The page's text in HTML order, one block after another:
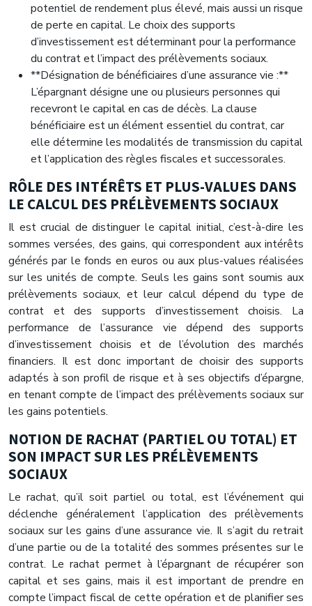
potentiel de rendement plus élevé, mais aussi un risque
de perte en capital. Le choix des supports
d’investissement est déterminant pour la performance
du contrat et l’impact des prélèvements sociaux.
**Désignation de bénéficiaires d’une assurance vie :**
L’épargnant désigne une ou plusieurs personnes qui
recevront le capital en cas de décès. La clause
bénéficiaire est un élément essentiel du contrat, car
elle détermine les modalités de transmission du capital
et l’application des règles fiscales et successorales.
RÔLE DES INTÉRÊTS ET PLUS-VALUES DANS
LE CALCUL DES PRÉLÈVEMENTS SOCIAUX
Il est crucial de distinguer le capital initial, c’est-à-dire les
sommes versées, des gains, qui correspondent aux intérêts
générés par le fonds en euros ou aux plus-values réalisées
sur les unités de compte. Seuls les gains sont soumis aux
prélèvements sociaux, et leur calcul dépend du type de
contrat et des supports d’investissement choisis. La
performance de l’assurance vie dépend des supports
d’investissement choisis et de l’évolution des marchés
financiers. Il est donc important de choisir des supports
adaptés à son profil de risque et à ses objectifs d’épargne,
en tenant compte de l’impact des prélèvements sociaux sur
les gains potentiels.
NOTION DE RACHAT (PARTIEL OU TOTAL) ET
SON IMPACT SUR LES PRÉLÈVEMENTS
SOCIAUX
Le rachat, qu’il soit partiel ou total, est l’événement qui
déclenche généralement l’application des prélèvements
sociaux sur les gains d’une assurance vie. Il s’agit du retrait
d’une partie ou de la totalité des sommes présentes sur le
contrat. Le rachat permet à l’épargnant de récupérer son
capital et ses gains, mais il est important de prendre en
compte l’impact fiscal de cette opération et de planifier ses